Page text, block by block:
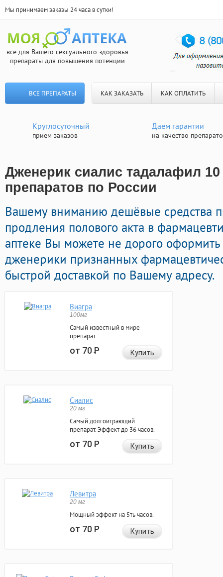
Мы принимаем заказы 24 часа в сутки!
все для Вашего сексуального здоровья
препараты для повышения потенции
ВСЕ ПРЕПАРАТЫ КАК ЗАКАЗАТЬ КАК ОПЛАТИТЬ
Круглосуточный
прием заказов
Даем гарантии
на качество
Дженерик сиалис тадалафил
препаратов по России
Вашему вниманию дешёвые средства
продления полового акта в
аптеке Вы можете не дорого
дженерики признанных
быстрой доставкой по Вашему адресу.
Виагра
100мг
Самый известный в мире
препарат
от 70Р Купить
Сиалис
20 мг
Самый долгоиграющий
препарат. Эффект до 36 часов.
от 70Р Купить
Левитра
20 мг
Мощный эффект на 5ть часов.
от 70Р Купить